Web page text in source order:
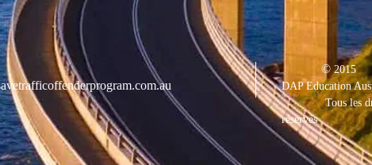
©2015
DAP Education
Tous les
réservés